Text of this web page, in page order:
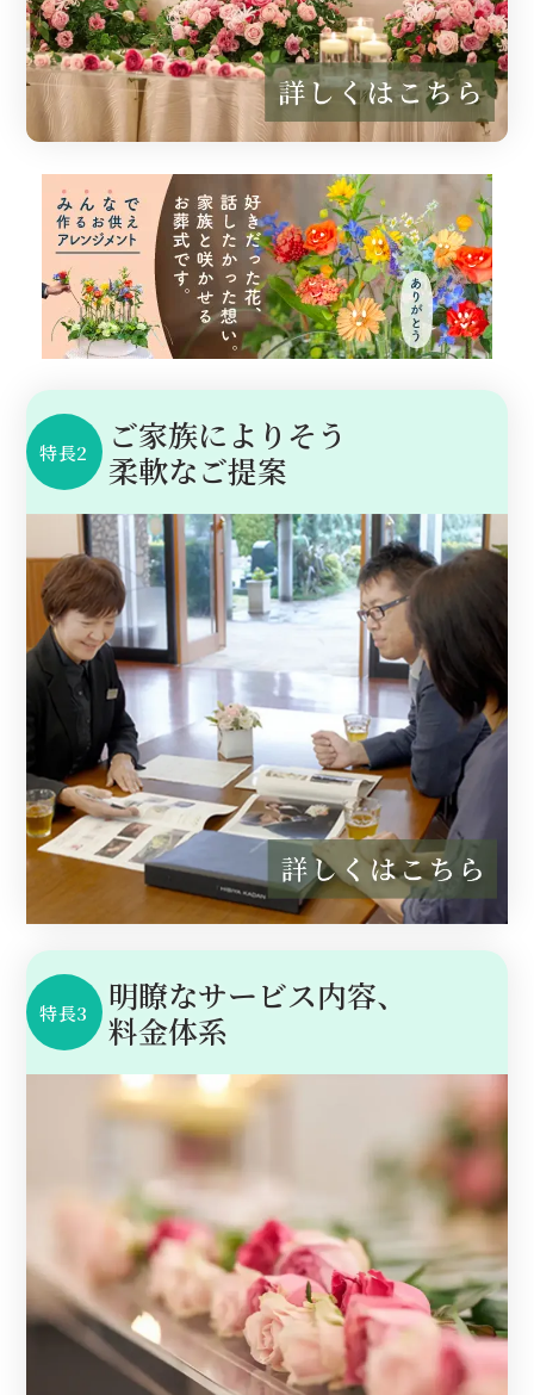
特長2
ご家族によりそう
柔軟なご提案
特長3
明瞭なサービス内容、
料金体系